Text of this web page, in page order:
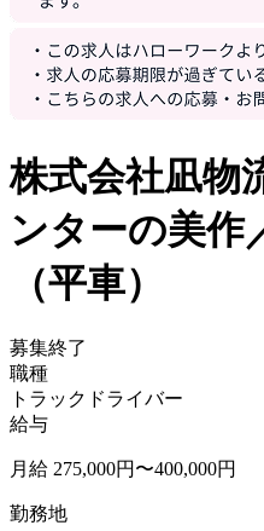
株式会社凪
ンターの美作
（平車）
募集終了
職種
トラックドライバー
給与
月給 275,000円〜400,000円
勤務地